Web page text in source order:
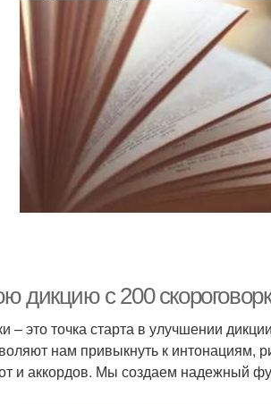
дикцию с 200
– это точка старта в улучшении
нам привыкнуть к интонациям,
и аккордов. Мы создаем надежный